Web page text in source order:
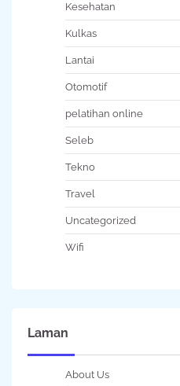
Kesehatan
Kulkas
Lantai
Otomotif
pelatihan online
Seleb
Tekno
Travel
Uncategorized
Wifi
Laman
About Us